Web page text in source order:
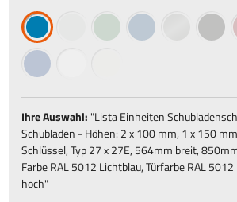
Ihre Auswahl: "Lista Einheiten
Schubladen - Höhen: 2 x 100 mm, 1 x 150
Schlüssel, Typ 27 x 27E, 564mm breit,
Farbe RAL 5012 Lichtblau, Türfarbe RAL
hoch"